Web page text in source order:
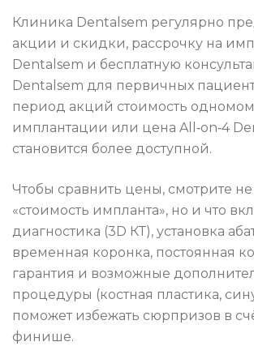
Клиника Dentalsem регулярно
акции и скидки, рассрочку на
Dentalsem и бесплатную
Dentalsem для первичных
период акций стоимость
имплантации или цена All‑on‑4
становится более доступной.
Чтобы сравнить цены, смотрите не
«стоимость импланта», но и что
диагностика (3D КТ), установка
временная коронка, постоянная
гарантия и возможные
процедуры (костная пластика,
поможет избежать сюрпризов в
финише.